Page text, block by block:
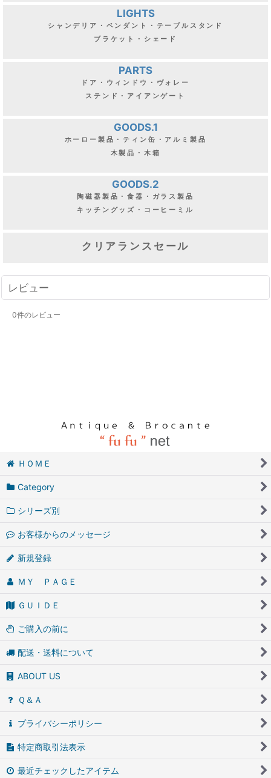
LIGHTS
シャンデリア・ペンダント・テーブルスタンド
ブラケット・シェード
PARTS
ドア・ウィンドウ・ヴォレー
ステンド・アイアンゲート
GOODS.1
ホーロー製品・ティン缶・アルミ製品
木製品・木箱
GOODS.2
陶磁器製品・食器・ガラス製品
キッチングッズ・コーヒーミル
クリアランスセール
レビュー
0件のレビュー
ＨＯＭＥ
Category
シリーズ別
お客様からのメッセージ
新規登録
ＭＹ ＰＡＧＥ
ＧＵＩＤＥ
ご購入の前に
配送・送料について
ABOUT US
Ｑ＆Ａ
プライバシーポリシー
特定商取引法表示
最近チェックしたアイテム